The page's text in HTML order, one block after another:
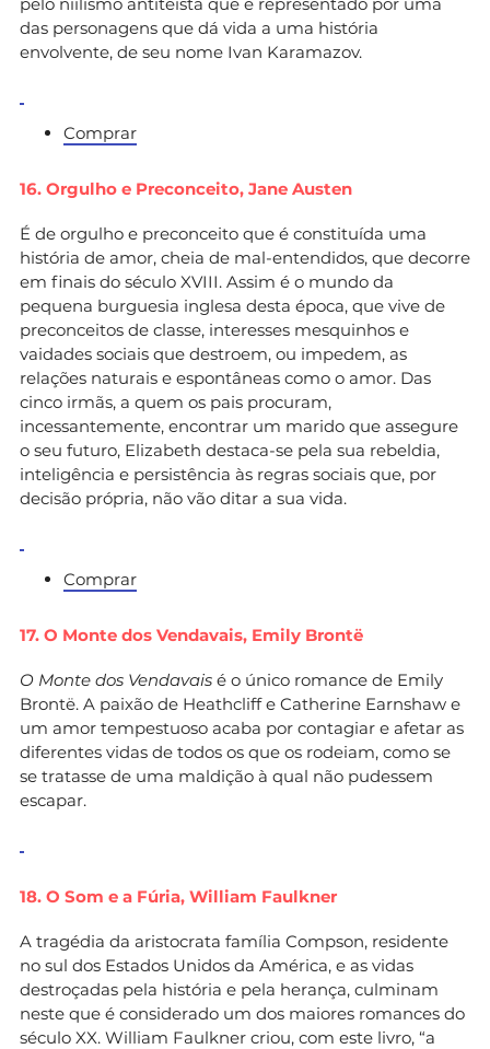
das personagens que dá vida a uma história
envolvente, de seu nome Ivan Karamazov.
Comprar
16. Orgulho e Preconceito, Jane Austen
É de orgulho e preconceito que é constituída uma
história de amor, cheia de mal-entendidos, que decorre
em finais do século XVIII. Assim é o mundo da
pequena burguesia inglesa desta época, que vive de
preconceitos de classe, interesses mesquinhos e
vaidades sociais que destroem, ou impedem, as
relações naturais e espontâneas como o amor. Das
cinco irmãs, a quem os pais procuram,
incessantemente, encontrar um marido que assegure
o seu futuro, Elizabeth destaca-se pela sua rebeldia,
inteligência e persistência às regras sociais que, por
decisão própria, não vão ditar a sua vida.
Comprar
17. O Monte dos Vendavais, Emily Brontë
O Monte dos Vendavais é o único romance de Emily
Brontë. A paixão de Heathcliff e Catherine Earnshaw e
um amor tempestuoso acaba por contagiar e afetar as
diferentes vidas de todos os que os rodeiam, como se
se tratasse de uma maldição à qual não pudessem
escapar.
18. O Som e a Fúria, William Faulkner
A tragédia da aristocrata família Compson, residente
no sul dos Estados Unidos da América, e as vidas
destroçadas pela história e pela herança, culminam
neste que é considerado um dos maiores romances do
século XX. William Faulkner criou, com este livro, “a